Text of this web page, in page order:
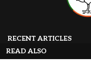
RECENT ARTICLES
READ ALSO